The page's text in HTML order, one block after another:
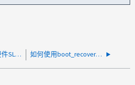
如何使用ONTAP硬件SLDIAG工具 如何使用boot_recovery LOADER命令恢复引导设备